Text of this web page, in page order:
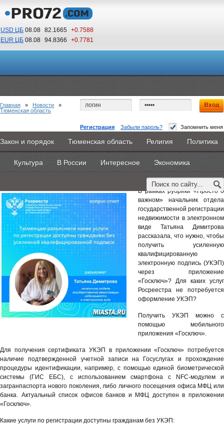
USD ЦБ 08.08 82.1665 +0.7588
EUR ЦБ 08.08 94.8366 +0.7781
21 36
По Гринвичу (GMT +5)
Регистрация Забыли пароль? Запомнить меня
Главная Новости Объявления КНИГИ ВестиNet
Каталоги 9PS Прочее
Закон и порядок Тюменская область Религия Политика
Культура В России Интересное Экономика
Главная » Новости »
Тюменская область
Тюменский Росреестр: порядок получения
УКЭП
В рамках рубрики «Просто о
важном» начальник отдела
государственной регистрации
недвижимости в электронном
виде Татьяна Димитрова
рассказала, что нужно, чтобы
получить усиленную
квалифицированную
электронную подпись (УКЭП)
через приложение
«Госключ»? Для каких услуг
Росреестра не потребуется
оформление УКЭП?
Получить УКЭП можно с
помощью мобильного
приложения «Госключ».
Для получения сертификата УКЭП в приложении «Госключ» потребуется
наличие подтвержденной учетной записи на Госуслугах и прохождение
процедуры идентификации, например, с помощью единой биометрической
системы (ГИС ЕБС), с использованием смартфона с NFC-модулем и
загранпаспорта нового поколения, либо личного посещения офиса МФЦ или
банка. Актуальный список офисов банков и МФЦ доступен в приложении
«Госключ».
Какие услуги по регистрации доступны гражданам без УКЭП: